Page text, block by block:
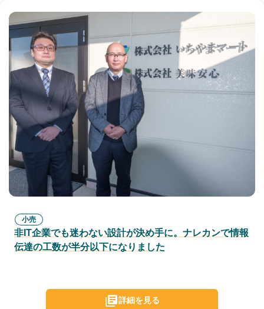
小売
非IT企業でも迷わない設計が決め手に。ナレカンで情報
伝達の工数が半分以下になりました
詳細を見る